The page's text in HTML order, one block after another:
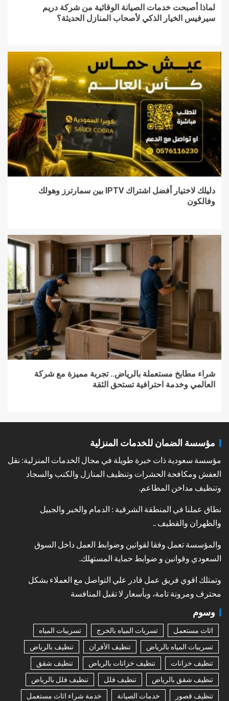
لماذا أصبحت خدمات الصيانة الوقائية من شركة دريم
سيرفيس الخيار الذكي لأصحاب المنازل الحديثة؟
دليلك لاختيار أفضل اشتراك IPTV بين سمارترز وهولك
وفالكون
شراء مطابخ مستعملة بالرياض.. تجربة مميزة مع شركة
العالمي وخدمة احترافية تستحق الثقة
مؤسسة الضمان للخدمات المنزلية
مؤسسة سعودية ذات خبرة طويلة في مجال الخدمات المنزلية: نقل
العفش ومكافحة الحشرات وتنظيف المنازل والكنب والسجاد
وتنظيف مداخن المطاعم.
نطاق عملنا في المنطقة الشرقية : الدمام والخبر والجبيل
والظهران والقطيف ..
والمؤسسة تعمل وفقا لقوانين وضوابط العمل داخل السوق
السعودي وقوانين و ضوابط حماية المستهلك.
وتمتلك اقوي فريق عمل قادر علي التواصل مع العملاء بشكل
محترف ومرونة تامة، وبأسعار لا تقبل المنافسة
وسوم
اثاث مستعمل تسربات المياه بالخرج
تسريبات المياه
تسريبات المياه بالرياض
تنظيف الأفران
تنظيف بالرياض
تنظيف خزانات
تنظيف خزانات بالرياض
تنظيف شقق
تنظيف شقق بالرياض
تنظيف فلل
تنظيف فلل بالرياض
تنظيف قصور
خدمات الصيانة
خدمة شراء اثاث مستعمل